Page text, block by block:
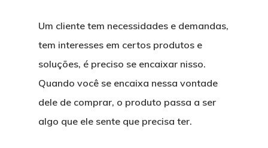
Um cliente tem necessidades e demandas,
tem interesses em certos produtos e
soluções, é preciso se encaixar nisso.
Quando você se encaixa nessa vontade
dele de comprar, o produto passa a ser
algo que ele sente que precisa ter.